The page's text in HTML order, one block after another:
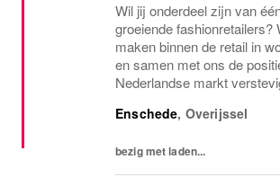
Wil jij onderdeel zijn van
groeiende fashionretailers?
maken binnen de retail in
en samen met ons de
Nederlandse markt
Store in Enschede zijn we
Enschede, Overijssel
bezig met laden...